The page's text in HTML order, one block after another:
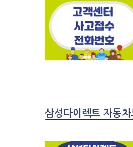
삼성다이렉트 자동